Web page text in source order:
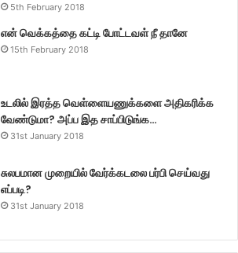
5th February 2018
என் வெக்கத்தை கட்டி போட்டவள் நீ தானே
15th February 2018
உடலில் இரத்த வெள்ளையணுக்களை அதிகரிக்க
வேண்டுமா? அப்ப இத சாப்பிடுங்க…
31st January 2018
சுலபமான முறையில் வேர்க்கடலை பர்பி செய்வது
எப்படி?
31st January 2018